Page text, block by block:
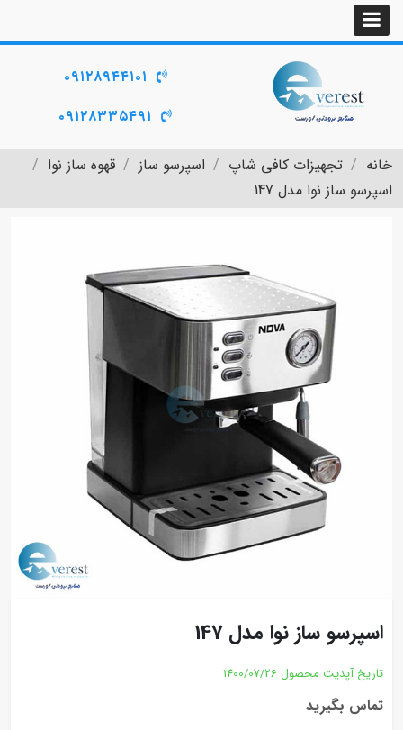
۰۹۱۲۸۹۴۴۱۰۱
۰۹۱۲۸۳۳۵۴۹۱
خانه تجهیزات کافی شاپ اسپرسو ساز
قهوه ساز نوا
اسپرسو ساز نوا مدل 147
اسپرسو ساز نوا مدل 147
تاریخ آپدیت محصول 1400/07/26
تماس بگیرید